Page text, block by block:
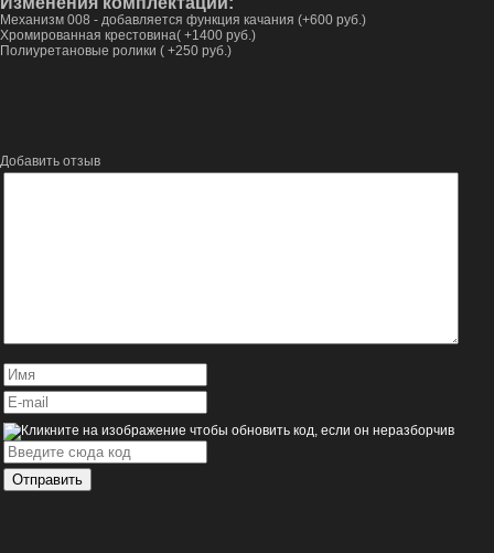
Механизм 008 - добавляется функция качания (+600 руб.)
Хромированная крестовина( +1400 руб.)
Полиуретановые ролики ( +250 руб.)
Добавить отзыв
Отправить